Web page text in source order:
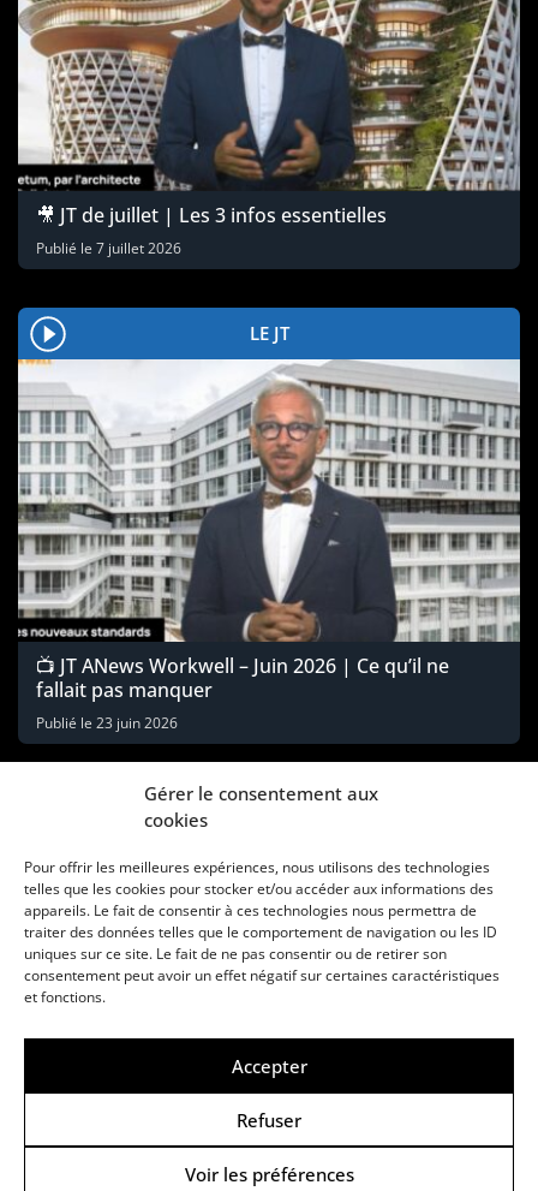
Gérer le consentement aux
cookies
Pour offrir les meilleures expériences, nous utilisons des technologies
telles que les cookies pour stocker et/ou accéder aux informations des
appareils. Le fait de consentir à ces technologies nous permettra de
traiter des données telles que le comportement de navigation ou les ID
uniques sur ce site. Le fait de ne pas consentir ou de retirer son
consentement peut avoir un effet négatif sur certaines caractéristiques
et fonctions.
Accepter
Refuser
Voir les préférences
🎥 JT de juillet | Les 3 infos essentielles
Publié le 7 juillet 2026
LE JT
📺 JT ANews Workwell – Juin 2026 | Ce qu’il ne
fallait pas manquer
Publié le 23 juin 2026
Une marque d’Agora Médias, éditeur de presse
© Copyright ANews WorkWell 2026
Politique de Confidentialité-Politique de cookies